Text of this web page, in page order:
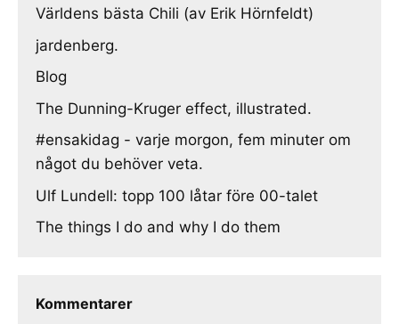
Världens bästa Chili (av Erik Hörnfeldt)
jardenberg.
Blog
The Dunning-Kruger effect, illustrated.
#ensakidag - varje morgon, fem minuter om
något du behöver veta.
Ulf Lundell: topp 100 låtar före 00-talet
The things I do and why I do them
Kommentarer